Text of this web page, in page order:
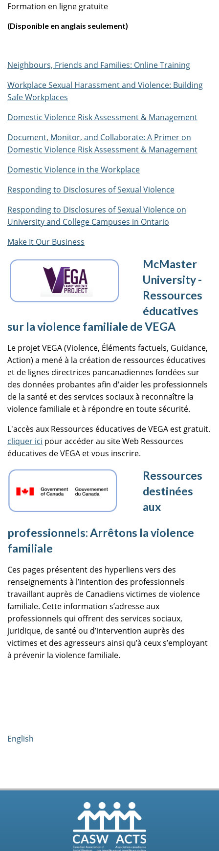
Formation en ligne gratuite
(Disponible en anglais seulement)
Neighbours, Friends and Families: Online Training
Workplace Sexual Harassment and Violence: Building
Safe Workplaces
Domestic Violence Risk Assessment & Management
Document, Monitor, and Collaborate: A Primer on
Domestic Violence Risk Assessment & Management
Domestic Violence in the Workplace
Responding to Disclosures of Sexual Violence
Responding to Disclosures of Sexual Violence on
University and College Campuses in Ontario
Make It Our Business
McMaster
University -
Ressources
éducatives
sur la violence familiale de VEGA
Le projet VEGA (Violence, Éléments factuels, Guidance,
Action) a mené à la création de ressources éducatives
et de lignes directrices pancanadiennes fondées sur
des données probantes afin d'aider les professionnels
de la santé et des services sociaux à reconnaître la
violence familiale et à répondre en toute sécurité.
L'accès aux Ressources éducatives de VEGA est gratuit.
cliquer ici pour accéder au site Web Ressources
éducatives de VEGA et vous inscrire.
Ressources
destinées
aux
professionnels: Arrêtons la violence
familiale
Ces pages présentent des hyperliens vers des
renseignements à l’intention des professionnels
travaillant auprès de Canadiens victimes de violence
familiale. Cette information s’adresse aux
professionnels qui offrent des services sociaux,
juridique, de santé ou d’intervention auprès des
victimes et des agresseurs ainsi qu’à ceux s’employant
à prévenir la violence familiale.
English